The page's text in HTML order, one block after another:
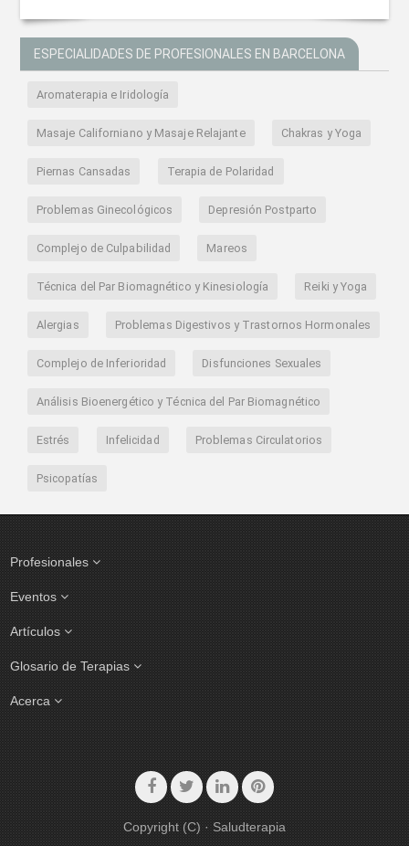
ESPECIALIDADES DE PROFESIONALES EN BARCELONA
Aromaterapia e Iridología
Masaje Californiano y Masaje Relajante Chakras y Yoga
Piernas Cansadas Terapia de Polaridad
Problemas Ginecológicos Depresión Postparto
Complejo de Culpabilidad Mareos
Técnica del Par Biomagnético y Kinesiología Reiki y Yoga
Alergias Problemas Digestivos y Trastornos Hormonales
Complejo de Inferioridad Disfunciones Sexuales
Análisis Bioenergético y Técnica del Par Biomagnético
Estrés Infelicidad Problemas Circulatorios
Psicopatías
Profesionales
Eventos
Artículos
Glosario de Terapias
Acerca
Copyright (C) · Saludterapia